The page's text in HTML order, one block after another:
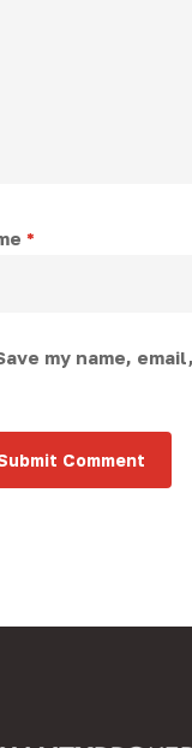
*
my name,